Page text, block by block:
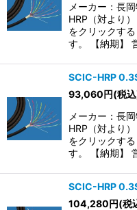
メーカー：長
HRP（対より
をクリックす
す。 【納期】
SCIC-HRP
93,060円(税
メーカー：長
HRP（対より
をクリックす
す。 【納期】
SCIC-HRP
104,280円(税